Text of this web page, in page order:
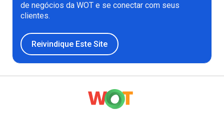
de negócios da WOT e se conectar com seus
clientes.
Reivindique Este Site